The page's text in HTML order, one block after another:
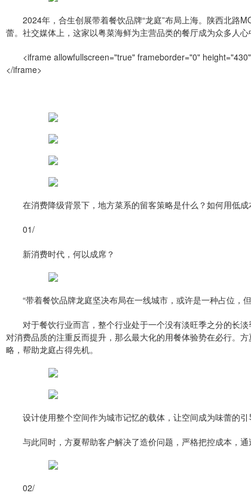
2024年，合生创展带着餐饮品牌“龙庭”布局上海。陕西北路
蕾。社交媒体上，这家以粤菜海鲜为主营品类的餐厅成为众多人心
<iframe allowfullscreen="true" frameborder="0"
</iframe>
在消费降级背景下，地方菜系的留客策略是什么？如何用低
01/
新消费时代，何以成席？
“带着餐饮品牌龙庭坚决布局在一线城市，或许是一种占位，
对于餐饮行业而言，整个行业处于一个没有淡旺季之分的长
对消费品质的注重反而提升，那么最大化的用餐体验势在必行
略，帮助龙庭占得先机。
设计使用整个空间作为城市记忆的载体，让空间成为味蕾的
与此同时，方夏帮助客户解决了造价问题，严格把控成本，
02/